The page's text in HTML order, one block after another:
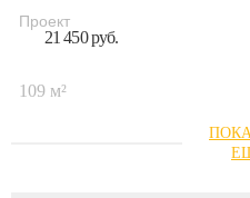
Проект
21 450 руб.
109 м²